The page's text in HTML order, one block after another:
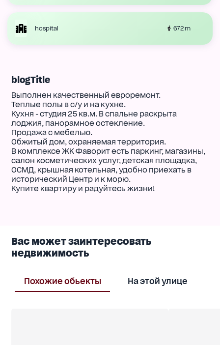
hospital 672 m
blogTitle
Выполнен качественный евроремонт.
Теплые полы в с/у и на кухне.
Кухня - студия 25 кв.м. В спальне раскрыта
лоджия, панорамное остекление.
Продажа с мебелью.
Обжитый дом, охраняемая территория.
В комплексе ЖК Фаворит есть паркинг, магазины,
салон косметических услуг, детская площадка,
ОСМД, крышная котельная, удобно приехать в
исторический Центр и к морю.
Купите квартиру и радуйтесь жизни!
Вас может заинтересовать
недвижимость
Похожие обьекты На этой улице